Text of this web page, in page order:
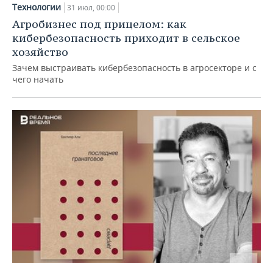
Технологии 31 июл, 00:00
Агробизнес под прицелом: как
кибербезопасность приходит в сельское
хозяйство
Зачем выстраивать кибербезопасность в агросекторе и с
чего начать